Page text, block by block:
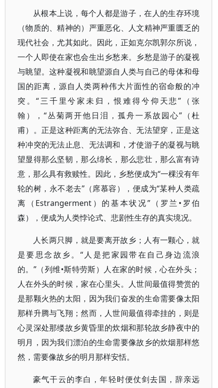
从根本上说，每个人都是游子，在人的生存环境
（物质的、精神的）严重恶化、人文精神严重匮乏的
现代社会，尤其如此。因此，正如克尔凯郭尔所说，
一个人即使在家也会生出乡愁来。乡愁是游子的凝视
与眺望。这种凝视和眺望源自人类与自己的母体和母
国的距离，源自人类两种伟大片面性的宿命般的冲
突。“三千里兮家未归，恨难得兮仰天悲”（张
翰），“丛菊两开他日泪，孤舟一系故园心”（杜
甫）。正是这种距离的无法弥合、无法望穿，正是这
种冲突的无法止息、无法调和，才使游子的凝视与眺
望显得那么坚韧，那么绵长，那么悲壮，那么富有诗
意，那么具有救赎性。因此，乡愁便成为“一棵没有年
轮的树，永不老去”（席慕容），便成为“某种人类疏
离（Estrangerment）的基本状况”（罗兰•罗伯
森），便成为人类悖论式、悲剧性生存的真实境况。
人长两只脚，就是要离开故乡；人有一颗心，就
是要思念故乡。“人是把家园带在自己身边流浪
的。”（列维•斯特劳斯）人在家的时候，心在外头；
人在外头的时候，家在心里头。人世间最值得赞赏的
是那颗火热的太阳，因为我们奋发的生命需要像太阳
那样升腾与飞翔；然而，人世间最值得牵挂的，则是
心灵深处那缕故乡黄昏里的炊烟和那轮故乡静夜中的
明月，因为我们漂泊的生命需要像故乡的炊烟那样悠
然，需要像故乡的明月那样安恬。
豪气干云的李白，年轻时便仗剑去国，辞亲远